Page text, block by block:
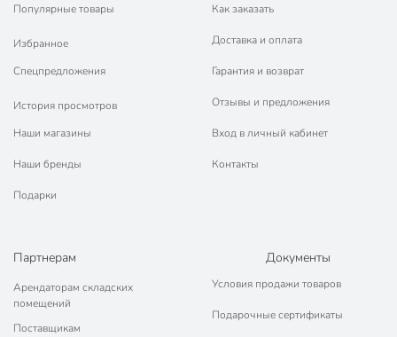
Популярные товары
Избранное
Спецпредложения
История просмотров
Наши магазины
Наши бренды
Подарки
Как заказать
Доставка и оплата
Гарантия и возврат
Отзывы и предложения
Вход в личный кабинет
Контакты
Партнерам
Арендаторам складских
помещений
Поставщикам
Документы
Условия продажи товаров
Подарочные сертификаты